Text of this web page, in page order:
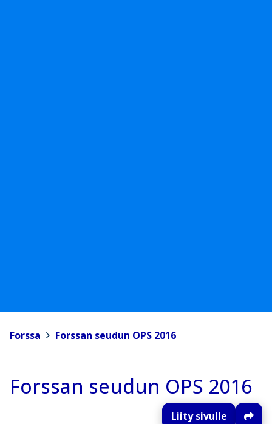
Forssa Forssan seudun OPS 2016
Forssan seudun OPS 2016
Liity sivulle